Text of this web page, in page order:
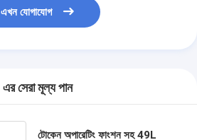
এখন যোগাযোগ
এর সেরা মূল্য পান
টোকেন অপারেটিং ফাংশন সহ 49L